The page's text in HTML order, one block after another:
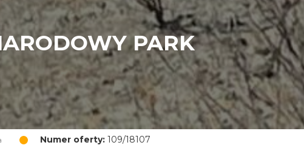
PARK
Numer oferty:109/18107